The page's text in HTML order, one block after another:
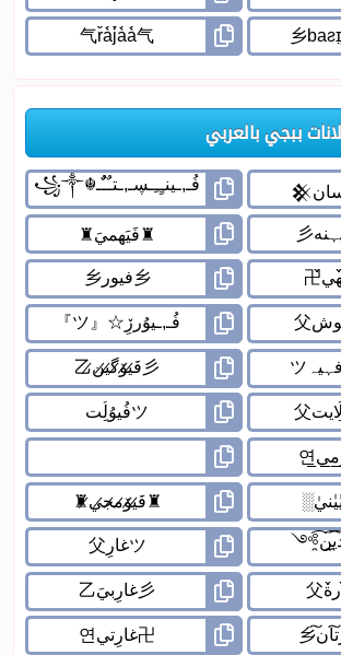
ببجي بالعربي